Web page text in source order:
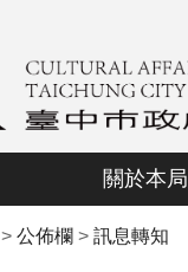
關於本局
公佈欄 > 訊息轉知